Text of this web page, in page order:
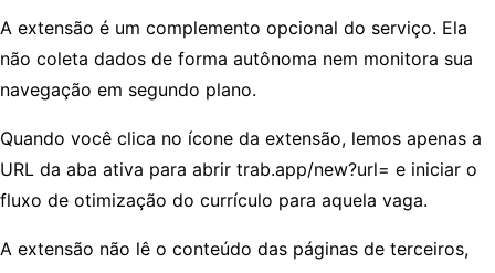
A extensão é um complemento opcional do serviço. Ela
não coleta dados de forma autônoma nem monitora sua
navegação em segundo plano.
Quando você clica no ícone da extensão, lemos apenas a
URL da aba ativa para abrir trab.app/new?url= e iniciar o
fluxo de otimização do currículo para aquela vaga.
A extensão não lê o conteúdo das páginas de terceiros,